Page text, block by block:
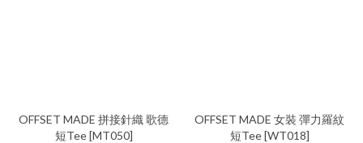
OFFSET MADE 拼接針織 歌德
短Tee [MT050]
OFFSET MADE 女裝 彈力羅紋
短Tee [WT018]